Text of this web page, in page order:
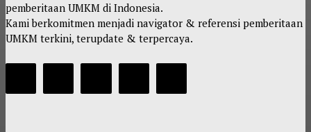
pemberitaan UMKM di Indonesia.
Kami berkomitmen menjadi navigator & referensi pemberitaan
UMKM terkini, terupdate & terpercaya.